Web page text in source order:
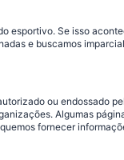
esportivo. Se isso
e buscamos
ou endossado
Algumas
fornecer